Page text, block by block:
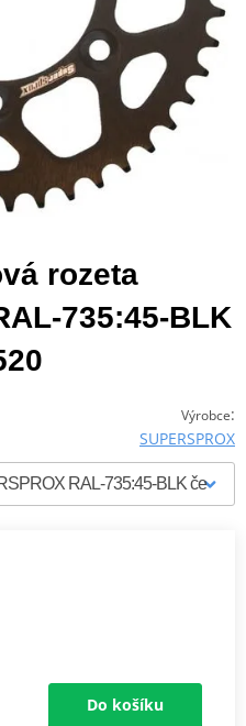
rozeta
735:45-BLK
Výrobce:
SUPERSPROX
Do košíku